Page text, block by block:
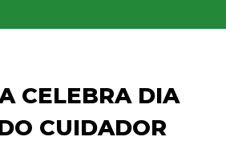
CELEBRA DIA
CUIDADOR